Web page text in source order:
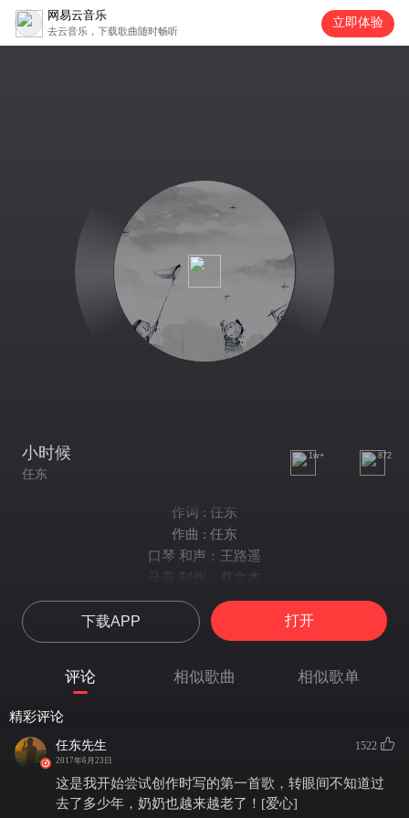
网易云音乐
去云音乐，下载歌曲随时畅听
立即体验
小时候
任东
1w+ 872
作词 : 任东
作曲 : 任东
口琴 和声：王路遥
录音 制作：蔡文杰
在我很小很小的时候
奶奶总牵着我的手
走在山下的小河边
那时候天很蓝
我记得门前的老槐树
记得傍晚屋顶的炊烟
下载APP 打开
评论 相似歌曲 相似歌单
精彩评论
任东先生
2017年6月23日
1522
这是我开始尝试创作时写的第一首歌，转眼间不知道过
去了多少年，奶奶也越来越老了！[爱心]